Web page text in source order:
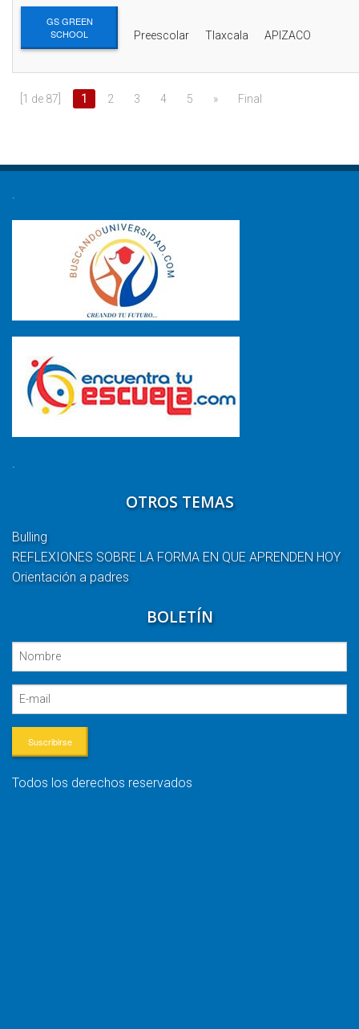
GS GREEN
SCHOOL
Preescolar Tlaxcala APIZACO
[1 de 87] 1 2 3 4 5 » Final
.
.
OTROS TEMAS
Bulling
REFLEXIONES SOBRE LA FORMA EN QUE APRENDEN HOY
Orientación a padres
BOLETÍN
Suscribirse
Todos los derechos reservados